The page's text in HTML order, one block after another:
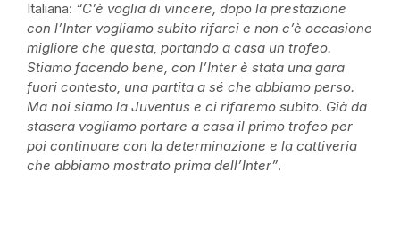
Italiana: “C’è voglia di vincere, dopo la prestazione
con l’Inter vogliamo subito rifarci e non c’è occasione
migliore che questa, portando a casa un trofeo.
Stiamo facendo bene, con l’Inter è stata una gara
fuori contesto, una partita a sé che abbiamo perso.
Ma noi siamo la Juventus e ci rifaremo subito. Già da
stasera vogliamo portare a casa il primo trofeo per
poi continuare con la determinazione e la cattiveria
che abbiamo mostrato prima dell’Inter”.